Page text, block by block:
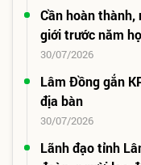
Cần hoàn
giới trước năm
30/07/2026
Lâm Đồng gắn
địa bàn
30/07/2026
Lãnh đạo tỉnh